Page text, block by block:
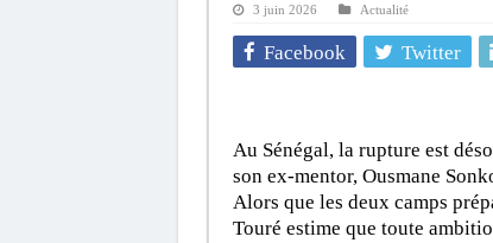
3 juin 2026 Actualité
Facebook Twitter
Au Sénégal, la rupture est
son ex-mentor, Ousmane
Alors que les deux camps
Touré estime que toute